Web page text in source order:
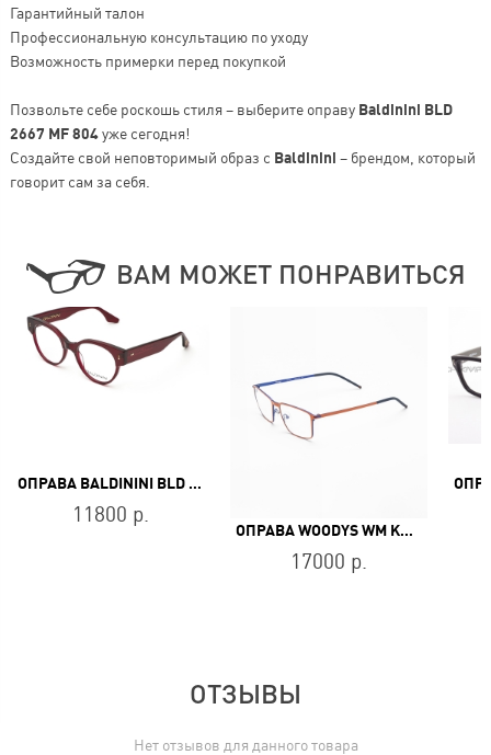
Гарантийный талон
Профессиональную консультацию по уходу
Возможность примерки перед покупкой
Позвольте себе роскошь стиля – выберите оправу Baldinini BLD
2667 MF 804уже сегодня!
Создайте свой неповторимый образ с Baldinini – брендом, который
говорит сам за себя.
ВАМ МОЖЕТ ПОНРАВИТЬСЯ
ОПРАВА BALDININI BLD 2449 PF 402
11800 р.
ОПРАВА WOODYS WM KUMA 04
17000 р.
ОТЗЫВЫ
Нет отзывов для данного товара